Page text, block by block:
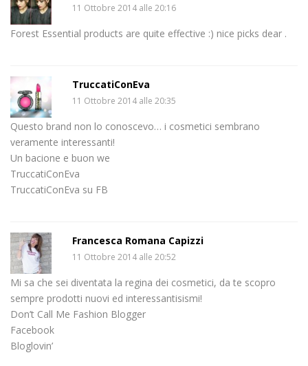
11 Ottobre 2014 alle 20:16
Forest Essential products are quite effective :) nice picks dear .
TruccatiConEva
11 Ottobre 2014 alle 20:35
Questo brand non lo conoscevo… i cosmetici sembrano
veramente interessanti!
Un bacione e buon we
TruccatiConEva
TruccatiConEva su FB
Francesca Romana Capizzi
11 Ottobre 2014 alle 20:52
Mi sa che sei diventata la regina dei cosmetici, da te scopro
sempre prodotti nuovi ed interessantisismi!
Don’t Call Me Fashion Blogger
Facebook
Bloglovin’